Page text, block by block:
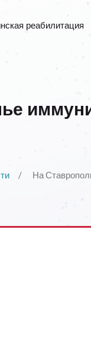
реабилитация
На